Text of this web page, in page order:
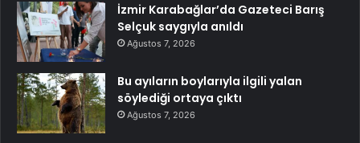
İzmir Karabağlar’da Gazeteci Barış
Selçuk saygıyla anıldı
Ağustos 7, 2026
Bu ayıların boylarıyla ilgili yalan
söylediği ortaya çıktı
Ağustos 7, 2026